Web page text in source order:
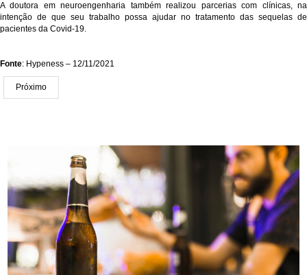
A doutora em neuroengenharia também realizou parcerias com clínicas, na
intenção de que seu trabalho possa ajudar no tratamento das sequelas de
pacientes da Covid-19.
Fonte: Hypeness – 12/11/2021
Próximo